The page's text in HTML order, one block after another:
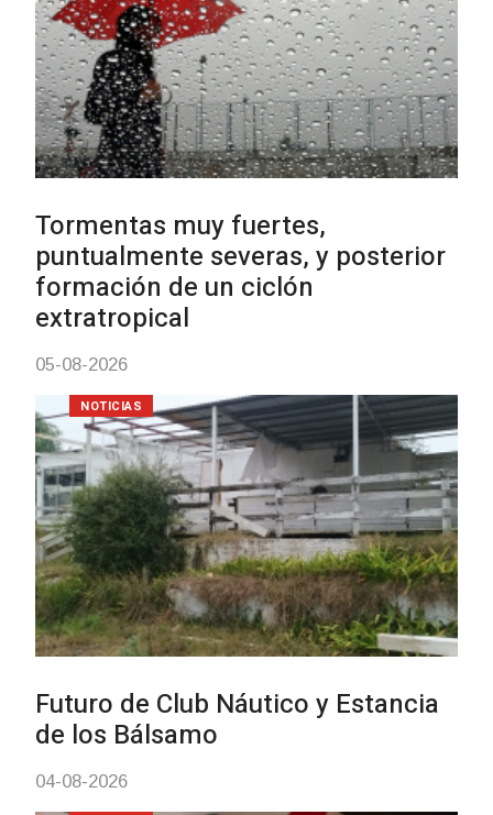
03-08-2026
Turismo accesible para
con discapacidad y adultos
mayores
03-08-2026
NOTICIAS
NOTICIAS